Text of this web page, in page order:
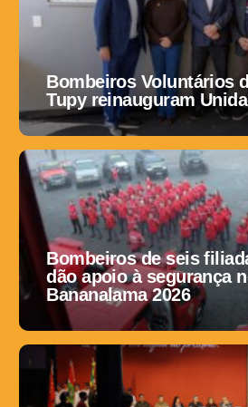
Bombeiros Voluntários
Tupy reinauguram
Bombeiros de seis
dão apoio à segurança
Bananalama 2026